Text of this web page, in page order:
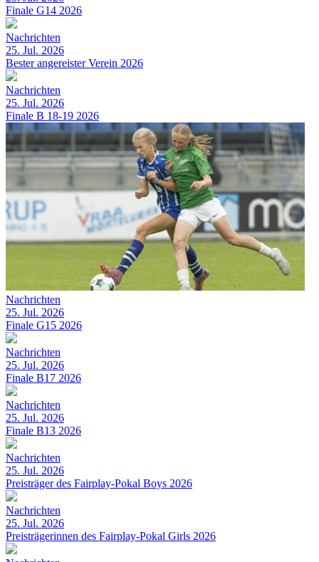
Finale G14 2026
Nachrichten
25. Jul. 2026
Bester angereister Verein 2026
Nachrichten
25. Jul. 2026
Finale B 18-19 2026
Nachrichten
25. Jul. 2026
Finale G15 2026
Nachrichten
25. Jul. 2026
Finale B17 2026
Nachrichten
25. Jul. 2026
Finale B13 2026
Nachrichten
25. Jul. 2026
Preisträger des Fairplay-Pokal Boys 2026
Nachrichten
25. Jul. 2026
Preisträgerinnen des Fairplay-Pokal Girls 2026